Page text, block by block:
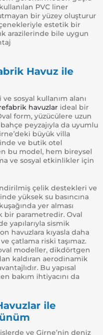
PVC liner
bir yüzey oluşturur
estetik bir
arazilerinde bile uygun
Havuz ile
sosyal kullanım alanı
havuzlar ideal bir
form, yüzücülere uzun
peyzajıyla da uyumlu
büyük villa
ve butik otel
bu model, hem bireysel
ve sosyal etkinlikler için
çelik destekleri ve
yüksek su basıncına
yer alması
bir parametredir. Oval
yapılarıyla sismik
havuzlara kıyasla daha
çatlama riski taşımaz.
modeller, dikdörtgen
kaldıran aerodinamik
Bu yapısal
bakım ihtiyacını da
ile
ve Girne’nin deniz